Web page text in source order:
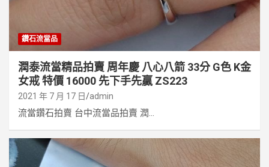
鑽石流當品
潤泰流當精品拍賣 周年慶 八心八箭 33分 G色 K金
女戒 特價 16000 先下手先贏 ZS223
2021 年 7 月 17 日 admin
流當鑽石拍賣 台中流當品拍賣 潤...